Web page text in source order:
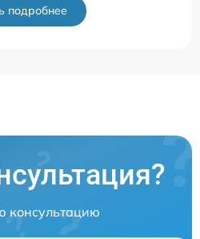
подробнее
консультацию